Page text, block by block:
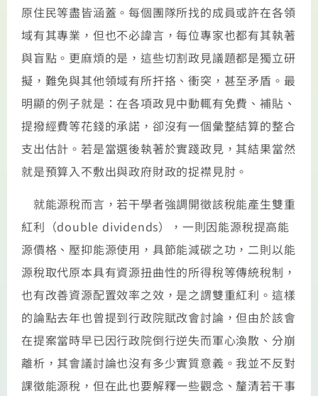
原住民等盡皆涵蓋。每個團隊所找的成員或許在各領
域有其專業，但也不必諱言，每位專家也都有其執著
與盲點。更麻煩的是，這些切割政見議題都是獨立研
擬，難免與其他領域有所扞挌、衝突，甚至矛盾。最
明顯的例子就是：在各項政見中動輒有免費、補貼、
提撥經費等花錢的承諾，卻沒有一個彙整結算的整合
支出估計。若是當選後執著於實踐政見，其結果當然
就是預算入不敷出與政府財政的捉襟見肘。
就能源稅而言，若干學者強調開徵該稅能產生雙重
紅利（double dividends），一則因能源稅提高能
源價格、壓抑能源使用，具節能減碳之功，二則以能
源稅取代原本具有資源扭曲性的所得稅等傳統稅制，
也有改善資源配置效率之效，是之謂雙重紅利。這樣
的論點去年也曾提到行政院賦改會討論，但由於該會
在提案當時早已因行政院倒行逆失而軍心渙散、分崩
離析，其會議討論也沒有多少實質意義。我並不反對
課徵能源稅，但在此也要解釋一些觀念、釐清若干事